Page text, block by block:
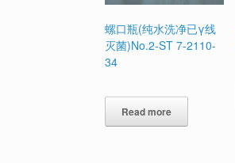
螺口瓶(纯水洗净已γ线
灭菌)No.2-ST 7-2110-
34
Read more